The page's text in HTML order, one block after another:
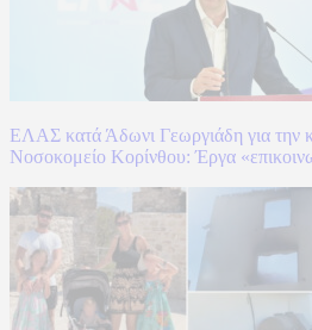
ΕΛΑΣ κατά Άδωνι Γεωργιάδη για την
Νοσοκομείο Κορίνθου: Έργα